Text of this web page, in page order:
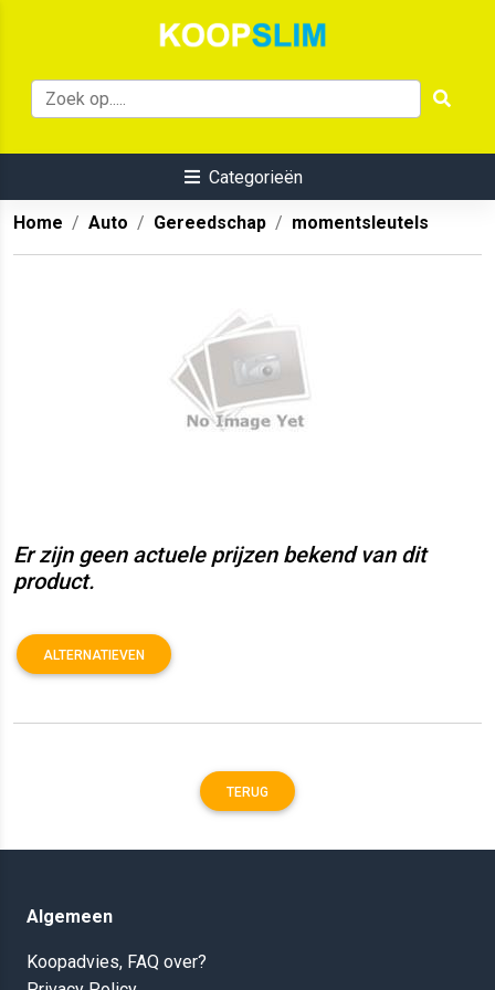
Categorieën
Home Auto Gereedschap momentsleutels
Er zijn geen actuele prijzen bekend van dit
product.
ALTERNATIEVEN
TERUG
Algemeen
Koopadvies, FAQ over?